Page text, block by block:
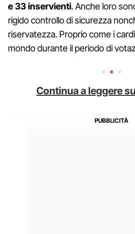
e 33 inservienti. Anche loro
rigido controllo di sicurezza
riservatezza. Proprio come i
mondo durante il periodo di
Continua a leggere